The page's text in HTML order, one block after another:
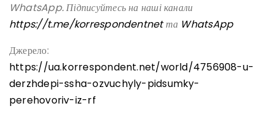
WhatsApp. Підписуйтесь на наші канали
https://t.me/korrespondentnetта WhatsApp
Джерело:
https://ua.korrespondent.net/world/4756908-u-
derzhdepi-ssha-ozvuchyly-pidsumky-
perehovoriv-iz-rf